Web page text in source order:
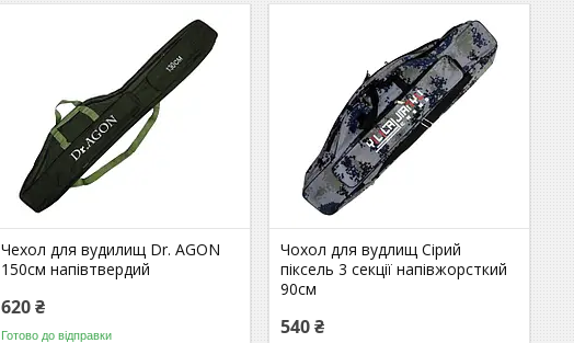
Чехол для вудилищ Dr. AGON
150см напівтвердий
620 ₴
Готово до відправки
Чохол для вудлищ Сірий
піксель 3 секції напівжорсткий
90см
540 ₴